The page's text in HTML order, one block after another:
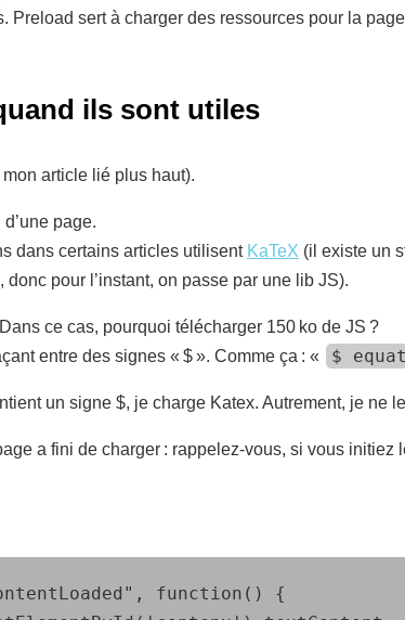
Preload sert à charger des ressources pour la
ils sont utiles
article lié plus haut).
page.
dans certains articles utilisent KaTeX (il existe un
pour l’instant, on passe par une lib JS).
ce cas, pourquoi télécharger 150 ko de JS ?
entre des signes « $ ». Comme ça : «
$
un signe $, je charge Katex. Autrement, je ne
a fini de charger : rappelez-vous, si vous initiez
function() {